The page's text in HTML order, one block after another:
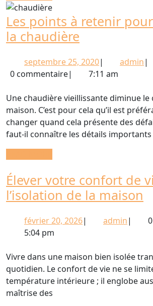
l’année
en
économisant
de
l’énergie
MORE
Les points à retenir
la chaudière
à
retenir
pour
remplacer
la
chaudière
septembre 25, 2020septembre
25,
| admin|
0 commentaire| 7:11 am
Une chaudière vieillissante diminue le confort de la
maison. C’est pour cela qu’il est
changer quand cela présente des
faut-il connaître les détails importants
Élever votre confort de
l’isolation de la maison
à
février 20, 2026février
| adminadmin
|
5:04 pm
Vivre dans une maison bien isolée transforme le
quotidien. Le confort de vie ne se
température intérieure ; il englobe
maîtrise des